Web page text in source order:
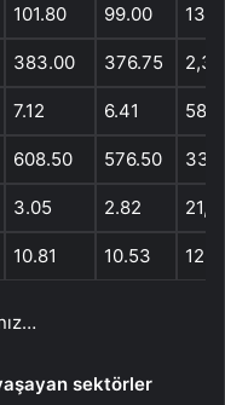
101.80 99.00
383.00 376.75
7.12 6.41
608.50 576.50
3.05 2.82
10.81 10.53
sektörler